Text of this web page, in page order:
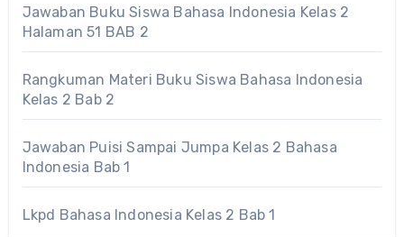
Jawaban Buku Siswa Bahasa Indonesia Kelas 2
Halaman 51 BAB 2
Rangkuman Materi Buku Siswa Bahasa Indonesia
Kelas 2 Bab 2
Jawaban Puisi Sampai Jumpa Kelas 2 Bahasa
Indonesia Bab 1
Lkpd Bahasa Indonesia Kelas 2 Bab 1